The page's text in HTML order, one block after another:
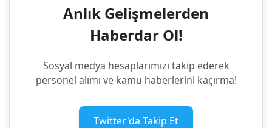
Anlık Gelişmelerden
Haberdar Ol!
Sosyal medya hesaplarımızı takip ederek
personel alımı ve kamu haberlerini kaçırma!
Twitter'da Takip Et